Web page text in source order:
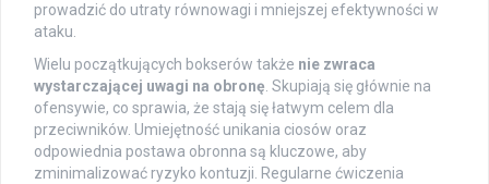
prowadzić do utraty równowagi i mniejszej efektywności w
ataku.
Wielu początkujących bokserów także nie zwraca
wystarczającej uwagi na obronę. Skupiają się głównie na
ofensywie, co sprawia, że stają się łatwym celem dla
przeciwników. Umiejętność unikania ciosów oraz
odpowiednia postawa obronna są kluczowe, aby
zminimalizować ryzyko kontuzji. Regularne ćwiczenia